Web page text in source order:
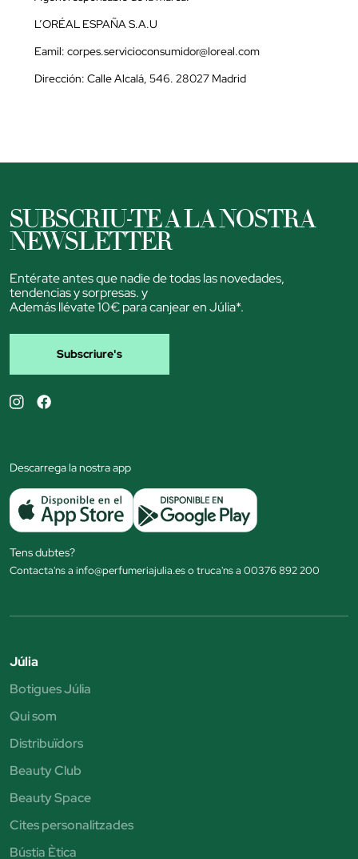
L’ORÉAL ESPAÑA S.A.U
Eamil: corpes.servicioconsumidor@loreal.com
Dirección: Calle Alcalá, 546. 28027 Madrid
SUBSCRIU-TE A LA NOSTRA
NEWSLETTER
Entérate antes que nadie de todas las novedades,
tendencias y sorpresas. y
Además llévate 10€ para canjear en Júlia*.
Subscriure's
Descarrega la nostra app
Tens dubtes?
Contacta'ns a info@perfumeriajulia.es o truca'ns a 00376 892 200
Júlia
Botigues Júlia
Qui som
Distribuïdors
Beauty Club
Beauty Space
Cites personalitzades
Bústia Ètica